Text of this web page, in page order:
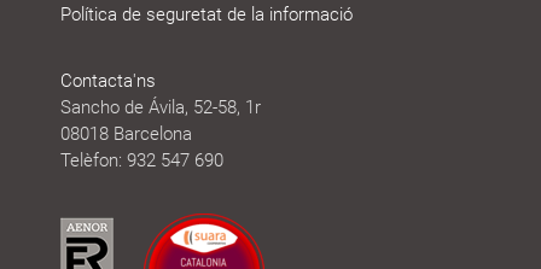
Política de seguretat de la informació
Contacta'ns
Sancho de Ávila, 52-58, 1r
08018 Barcelona
Telèfon: 932 547 690